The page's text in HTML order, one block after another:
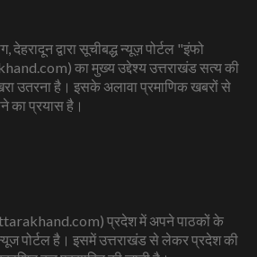
द्वारा सूचीबद्ध न्यूज़ पोर्टल "इंफो
का मुख्य उद्देश्य उत्तराखंड सत्य की
उतरना है। इसके अलावा प्रमाणिक खबरों से
का प्रयास है।
प्रदेश में अपने पाठकों के
पोर्टल है। इसमें उत्तराखंड से लेकर प्रदेश की